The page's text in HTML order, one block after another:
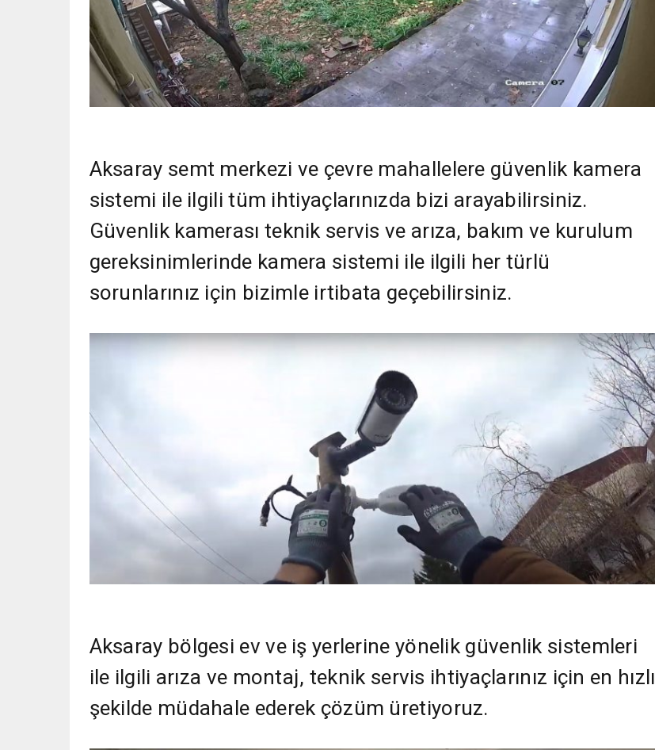
Aksaray semt merkezi ve çevre mahallelere güvenlik kamera
sistemi ile ilgili tüm ihtiyaçlarınızda bizi arayabilirsiniz.
Güvenlik kamerası teknik servis ve arıza, bakım ve kurulum
gereksinimlerinde kamera sistemi ile ilgili her türlü
sorunlarınız için bizimle irtibata geçebilirsiniz.
Aksaray bölgesi ev ve iş yerlerine yönelik güvenlik sistemleri
ile ilgili arıza ve montaj, teknik servis ihtiyaçlarınız için en hızlı
şekilde müdahale ederek çözüm üretiyoruz.